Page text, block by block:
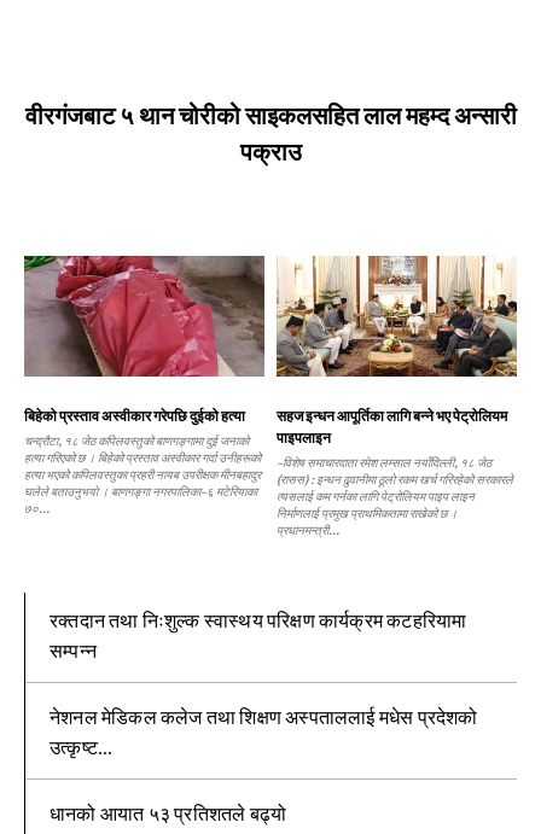
वीरगंजबाट ५ थान चोरीको साइकलसहित लाल महम्द अन्सारी
पक्राउ
बिहेको प्रस्ताव अस्वीकार गरेपछि दुईको हत्या
चन्द्रौटा, १८ जेठ कपिलवस्तुको बाणगङ्गामा दुई जनाको
हत्या गरिएको छ । बिहेको प्रस्ताव अस्वीकार गर्दा उनीहरूको
हत्या भएको कपिलवस्तुका प्रहरी नायब उपरीक्षक मीनबहादुर
घलेले बताउनुभयो । बाणगङ्गा नगरपालिका–६ मटेरियाका
७०...
सहज इन्धन आपूर्तिका लागि बन्ने भए पेट्रोलियम
पाइपलाइन
–विशेष समाचारदाता रमेश लम्साल नयाँदिल्ली, १८ जेठ
(रासस) : इन्धन ढुवानीमा ठूलो रकम खर्च गरिरहेको सरकारले
त्यसलाई कम गर्नका लागि पेट्रोलियम पाइप लाइन
निर्माणलाई प्रमुख प्राथमिकतामा राखेको छ ।
प्रधानमन्त्री...
रक्तदान तथा निःशुल्क स्वास्थय परिक्षण कार्यक्रम कटहरियामा
सम्पन्न
नेशनल मेडिकल कलेज तथा शिक्षण अस्पताललाई मधेस प्रदेशको
उत्कृष्ट...
धानको आयात ५३ प्रतिशतले बढ्यो